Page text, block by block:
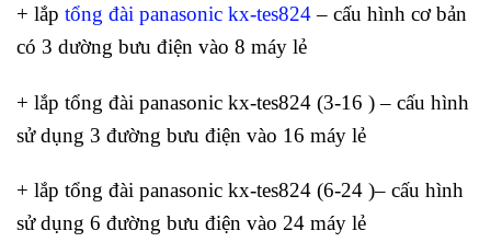
+ lắp tổng đài panasonic kx-tes824– cấu hình cơ bản
có 3 dường bưu điện vào 8 máy lẻ
+ lắp tổng đài panasonic kx-tes824 (3-16 ) – cấu hình
sử dụng 3 đường bưu điện vào 16 máy lẻ
+ lắp tổng đài panasonic kx-tes824 (6-24 )– cấu hình
sử dụng 6 đường bưu điện vào 24 máy lẻ